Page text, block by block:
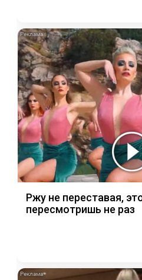
Ржу не переставая,
пересмотришь не раз